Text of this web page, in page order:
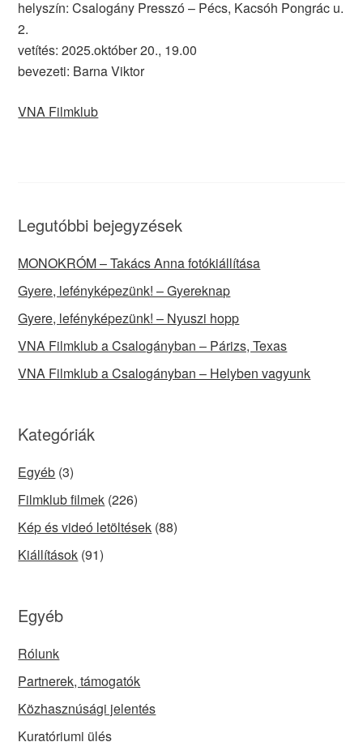
helyszín: Csalogány Presszó – Pécs, Kacsóh Pongrác u.
2.
vetítés: 2025.október 20., 19.00
bevezeti: Barna Viktor
VNA Filmklub
Legutóbbi bejegyzések
MONOKRÓM – Takács Anna fotókiállítása
Gyere, lefényképezünk! – Gyereknap
Gyere, lefényképezünk! – Nyuszi hopp
VNA Filmklub a Csalogányban – Párizs, Texas
VNA Filmklub a Csalogányban – Helyben vagyunk
Kategóriák
Egyéb (3)
Filmklub filmek (226)
Kép és videó letöltések (88)
Kiállítások (91)
Egyéb
Rólunk
Partnerek, támogatók
Közhasznúsági jelentés
Kuratóriumi ülés